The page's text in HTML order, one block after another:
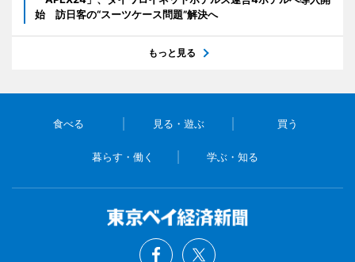
始 訪日客の“スーツケース問題”解決へ
もっと見る
食べる 見る・遊ぶ 買う
暮らす・働く 学ぶ・知る